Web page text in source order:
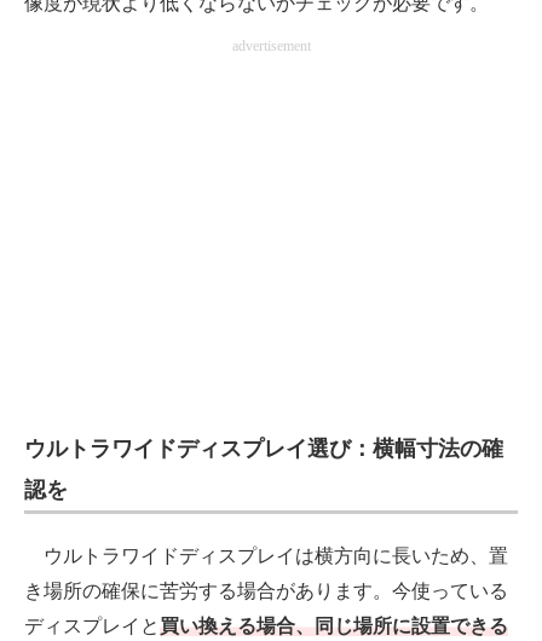
advertisement
ウルトラワイドディスプレイ選び：横幅寸法の確
認を
ウルトラワイドディスプレイは横方向に長いため、置
き場所の確保に苦労する場合があります。今使っている
ディスプレイと買い換える場合、同じ場所に設置できる